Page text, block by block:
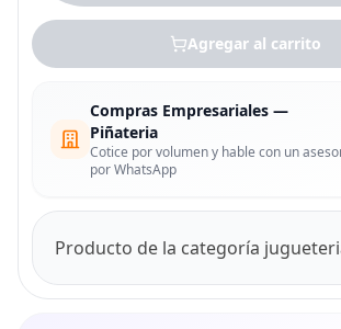
Agregar al carrito
Compras Empresariales —
Piñateria
Cotice por volumen y hable con un
por WhatsApp
Producto de la categoría